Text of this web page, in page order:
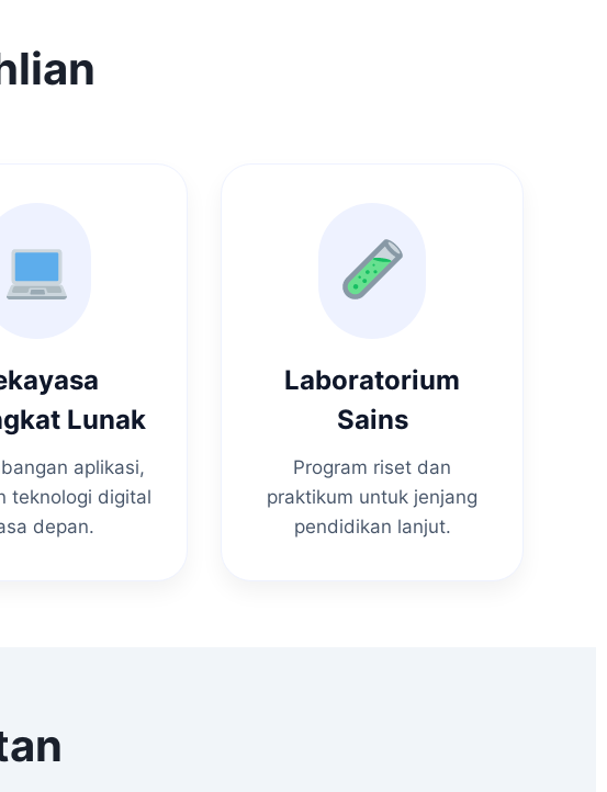
Lunak
aplikasi,
teknologi digital
depan.
Laboratorium
Sains
Program riset dan
praktikum untuk jenjang
pendidikan lanjut.